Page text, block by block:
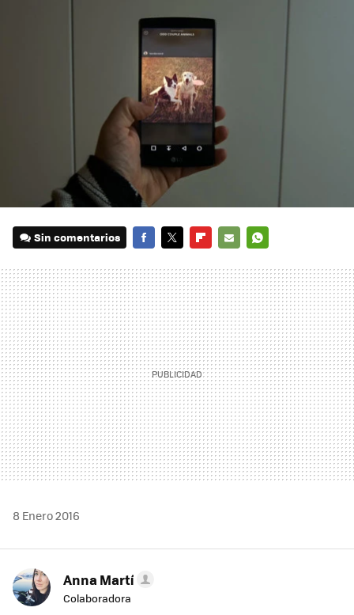
Sin comentarios
MAIL
8 Enero 2016
Anna Martí
Colaboradora